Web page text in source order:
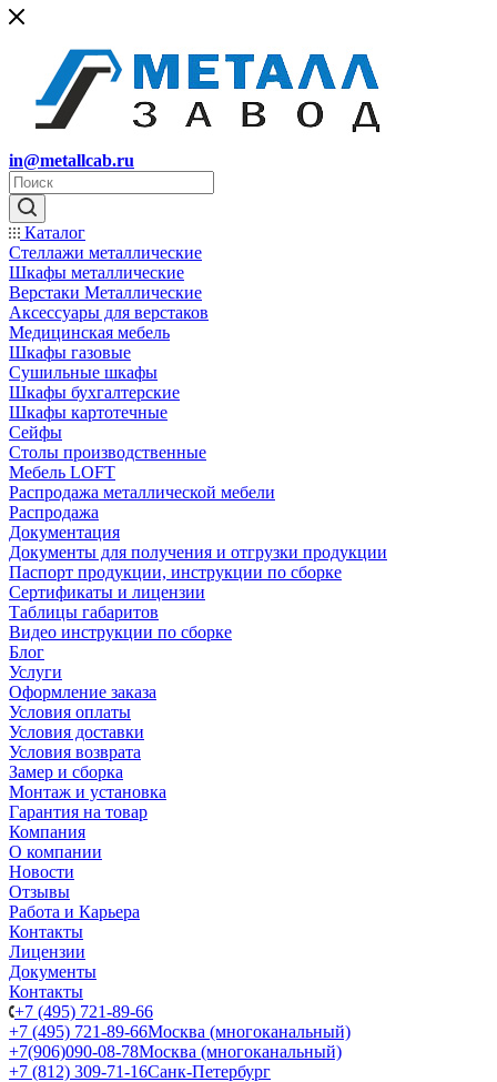
in@metallcab.ru
Каталог
Стеллажи металлические
Шкафы металлические
Верстаки Металлические
Аксессуары для верстаков
Медицинская мебель
Шкафы газовые
Сушильные шкафы
Шкафы бухгалтерские
Шкафы картотечные
Сейфы
Столы производственные
Мебель LOFT
Распродажа металлической мебели
Распродажа
Документация
Документы для получения и отгрузки продукции
Паспорт продукции, инструкции по сборке
Сертификаты и лицензии
Таблицы габаритов
Видео инструкции по сборке
Блог
Услуги
Оформление заказа
Условия оплаты
Условия доставки
Условия возврата
Замер и сборка
Монтаж и установка
Гарантия на товар
Компания
О компании
Новости
Отзывы
Работа и Карьера
Контакты
Лицензии
Документы
Контакты
+7 (495) 721-89-66
+7 (495) 721-89-66Москва (многоканальный)
+7(906)090-08-78Москва (многоканальный)
+7 (812) 309-71-16Санк-Петербург